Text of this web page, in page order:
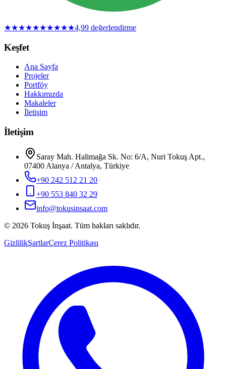
★★★★★★★★★★4,99 değerlendirme
Keşfet
Ana Sayfa
Projeler
Portföy
Hakkımızda
Makaleler
İletişim
İletişim
Saray Mah. Halimağa Sk. No: 6/A, Nuri Tokuş Apt.,
07400 Alanya / Antalya, Türkiye
+90 242 512 21 20
+90 553 840 32 29
info@tokusinsaat.com
© 2026 Tokuş İnşaat. Tüm hakları saklıdır.
GizlilikŞartlarÇerez Politikası